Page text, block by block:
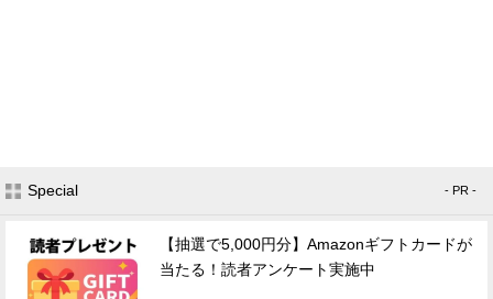
Special - PR -
【抽選で5,000円分】Amazonギフトカードが
当たる！読者アンケート実施中